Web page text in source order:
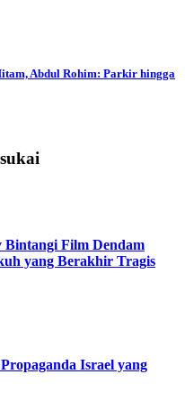
Abdul Rohim: Parkir hingga
Bintangi Film Dendam
yang Berakhir Tragis
Israel yang